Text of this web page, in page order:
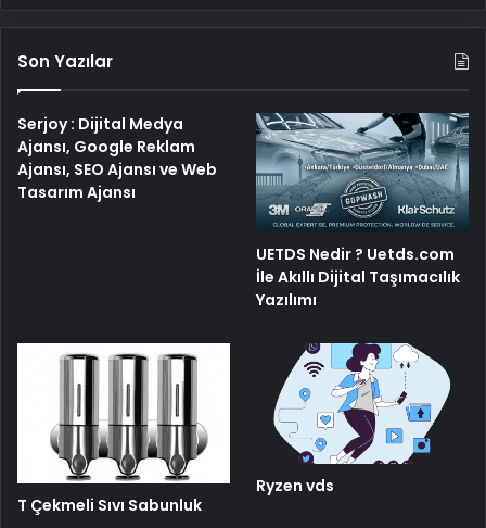
Son Yazılar
Serjoy : Dijital Medya
Ajansı, Google Reklam
Ajansı, SEO Ajansı ve Web
Tasarım Ajansı
UETDS Nedir ? Uetds.com
İle Akıllı Dijital Taşımacılık
Yazılımı
T Çekmeli Sıvı Sabunluk
Ryzen vds